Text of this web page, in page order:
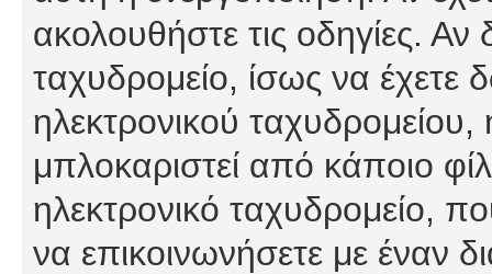
ακολουθήστε τις οδηγίες. Αν
ταχυδρομείο, ίσως να έχετε
ηλεκτρονικού ταχυδρομείου,
μπλοκαριστεί από κάποιο
ηλεκτρονικό ταχυδρομείο,
να επικοινωνήσετε με έναν